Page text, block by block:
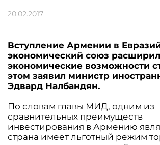
20.02.2017
Вступление Армении в
экономический союз
экономические возможности
этом заявил министр
Эдвард Налбандян.
По словам главы МИД, одним из
сравнительных преимуществ
инвестирования в Армению
страна имеет льготный режим